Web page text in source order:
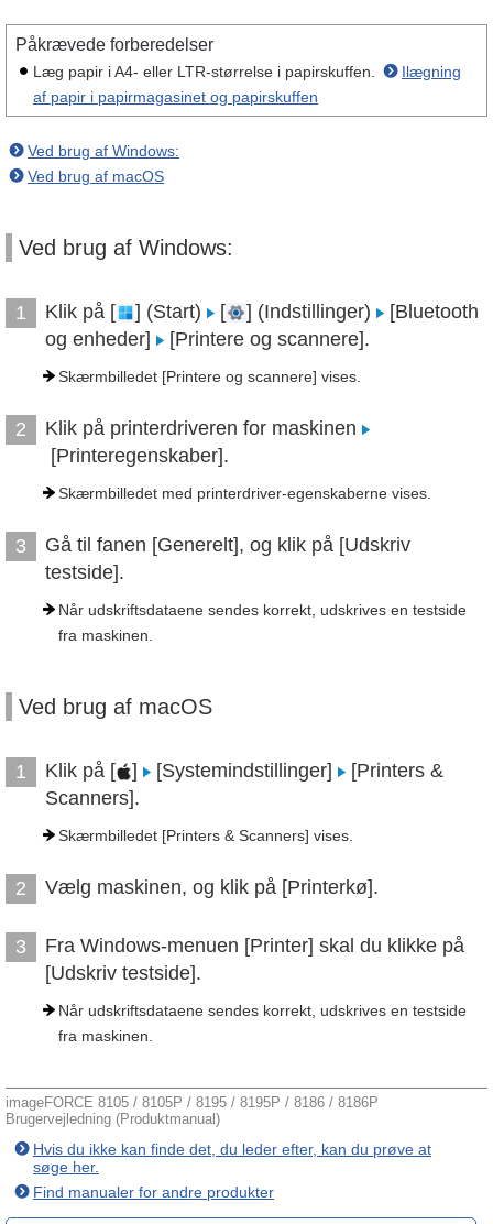
Påkrævede forberedelser
Læg papir i A4- eller LTR-størrelse i papirskuffen.
Ilægning
af papir i papirmagasinet og papirskuffen
Ved brug af Windows:
Ved brug af macOS
Ved brug af Windows:
1 Klik på [ ] (Start) [ ] (Indstillinger)
[Bluetooth
og enheder]
[Printere og scannere].
Skærmbilledet [Printere og scannere] vises.
2
Klik på printerdriveren for maskinen
[Printeregenskaber].
Skærmbilledet med printerdriver-egenskaberne vises.
3
Gå til fanen [Generelt], og klik på [Udskriv
testside].
Når udskriftsdataene sendes korrekt, udskrives en testside
fra maskinen.
Ved brug af macOS
1 Klik på [ ] [Systemindstillinger]
[Printers &
Scanners].
Skærmbilledet [Printers & Scanners] vises.
2 Vælg maskinen, og klik på [Printerkø].
3
Fra Windows-menuen [Printer] skal du klikke på
[Udskriv testside].
Når udskriftsdataene sendes korrekt, udskrives en testside
fra maskinen.
imageFORCE 8105 / 8105P / 8195 / 8195P / 8186 / 8186P
Brugervejledning (Produktmanual)
Hvis du ikke kan finde det, du leder efter, kan du prøve at
søge her.
Find manualer for andre produkter